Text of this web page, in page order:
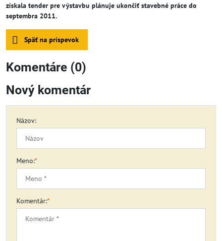
získala tender pre výstavbu plánuje ukončiť stavebné práce do
septembra 2011.
Späť na príspevok
Komentáre (0)
Nový komentár
Názov:
Meno:*
Komentár:*